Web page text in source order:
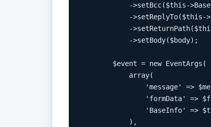
->setBcc($this-
->setReplyTo($this-
-
            ->setBody($body);
        $event = new EventArgs(
            array(
'message' =>
'formData' =>
'BaseInfo' =>
            ),